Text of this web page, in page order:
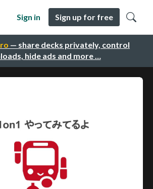
— share decks privately, control
hide ads and more …
Sign in Sign up for free